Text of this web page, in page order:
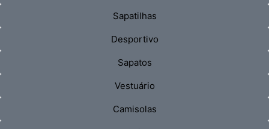
Sapatilhas
Desportivo
Sapatos
Vestuário
Camisolas